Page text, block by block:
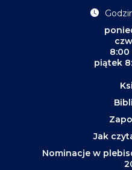
8:00
piątek
Jak
Nominacje w